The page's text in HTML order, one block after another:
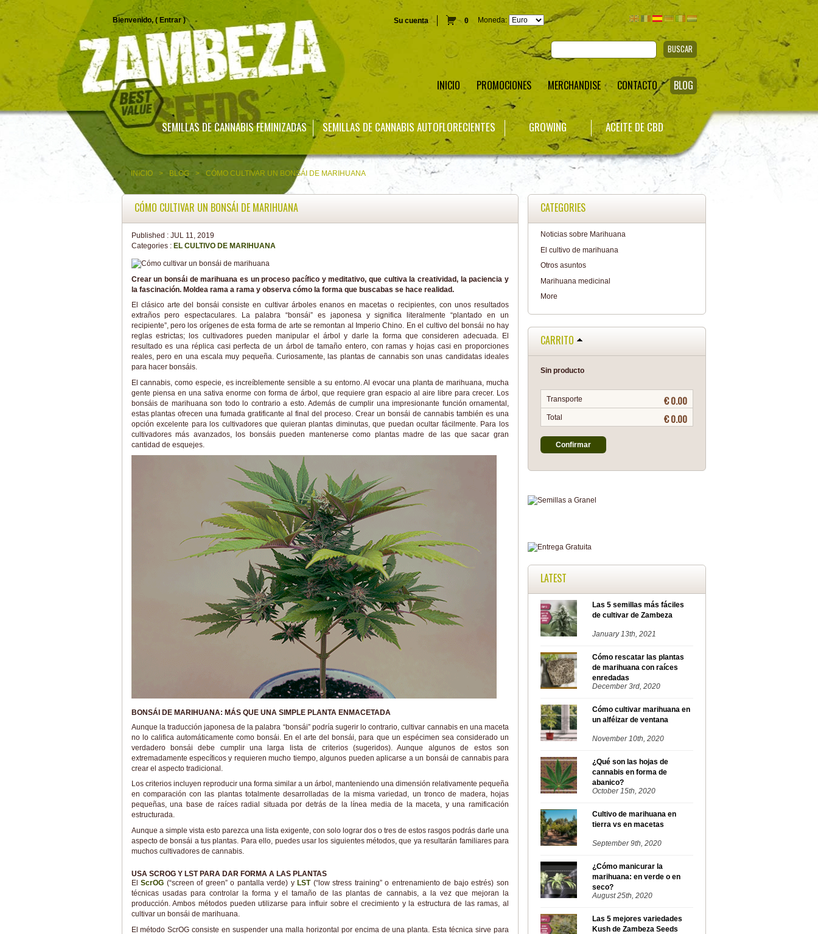
Bienvenido, ( Entrar) Su cuenta 0 Moneda:
BUSCAR
INICIO PROMOCIONES MERCHANDISE CONTACTO BLOG
SEMILLAS DE CANNABIS FEMINIZADAS SEMILLAS DE CANNABIS AUTOFLORECIENTES GROWING ACEITE DE CBD
INICIO > BLOG > CÓMO CULTIVAR UN BONSÁI DE MARIHUANA
CÓMO CULTIVAR UN BONSÁI DE MARIHUANA
Published : JUL 11, 2019
Categories : EL CULTIVO DE MARIHUANA
Crear un bonsái de marihuana es un proceso pacífico y meditativo, que cultiva la creatividad, la paciencia y
la fascinación. Moldea rama a rama y observa cómo la forma que buscabas se hace realidad.
El clásico arte del bonsái consiste en cultivar árboles enanos en macetas o recipientes, con unos resultados
extraños pero espectaculares. La palabra “bonsái” es japonesa y significa literalmente “plantado en un
recipiente”, pero los orígenes de esta forma de arte se remontan al Imperio Chino. En el cultivo del bonsái no hay
reglas estrictas; los cultivadores pueden manipular el árbol y darle la forma que consideren adecuada. El
resultado es una réplica casi perfecta de un árbol de tamaño entero, con ramas y hojas casi en proporciones
reales, pero en una escala muy pequeña. Curiosamente, las plantas de cannabis son unas candidatas ideales
para hacer bonsáis.
El cannabis, como especie, es increíblemente sensible a su entorno. Al evocar una planta de marihuana, mucha
gente piensa en una sativa enorme con forma de árbol, que requiere gran espacio al aire libre para crecer. Los
bonsáis de marihuana son todo lo contrario a esto. Además de cumplir una impresionante función ornamental,
estas plantas ofrecen una fumada gratificante al final del proceso. Crear un bonsái de cannabis también es una
opción excelente para los cultivadores que quieran plantas diminutas, que puedan ocultar fácilmente. Para los
cultivadores más avanzados, los bonsáis pueden mantenerse como plantas madre de las que sacar gran
cantidad de esquejes.
BONSÁI DE MARIHUANA: MÁS QUE UNA SIMPLE PLANTA ENMACETADA
Aunque la traducción japonesa de la palabra “bonsái” podría sugerir lo contrario, cultivar cannabis en una maceta
no lo califica automáticamente como bonsái. En el arte del bonsái, para que un espécimen sea considerado un
verdadero bonsái debe cumplir una larga lista de criterios (sugeridos). Aunque algunos de estos son
extremadamente específicos y requieren mucho tiempo, algunos pueden aplicarse a un bonsái de cannabis para
crear el aspecto tradicional.
Los criterios incluyen reproducir una forma similar a un árbol, manteniendo una dimensión relativamente pequeña
en comparación con las plantas totalmente desarrolladas de la misma variedad, un tronco de madera, hojas
pequeñas, una base de raíces radial situada por detrás de la línea media de la maceta, y una ramificación
estructurada.
Aunque a simple vista esto parezca una lista exigente, con solo lograr dos o tres de estos rasgos podrás darle una
aspecto de bonsái a tus plantas. Para ello, puedes usar los siguientes métodos, que ya resultarán familiares para
muchos cultivadores de cannabis.
USA SCROG Y LST PARA DAR FORMA A LAS PLANTAS
ElScrOG (“screen of green” o pantalla verde) y LST(“low stress training” o entrenamiento de bajo estrés) son
técnicas usadas para controlar la forma y el tamaño de las plantas de cannabis, a la vez que mejoran la
producción. Ambos métodos pueden utilizarse para influir sobre el crecimiento y la estructura de las ramas, al
cultivar un bonsái de marihuana.
El método ScrOG consiste en suspender una malla horizontal por encima de una planta. Esta técnica sirve para
CATEGORIES
Noticias sobre Marihuana
El cultivo de marihuana
Otros asuntos
Marihuana medicinal
More
CARRITO
Sin producto
Transporte € 0.00
Total € 0.00
Confirmar
LATEST
Las 5 semillas más fáciles
de cultivar de Zambeza
January 13th, 2021
Cómo rescatar las plantas
de marihuana con raíces
enredadas
December 3rd, 2020
Cómo cultivar marihuana en
un alféizar de ventana
November 10th, 2020
¿Qué son las hojas de
cannabis en forma de
abanico?
October 15th, 2020
Cultivo de marihuana en
tierra vs en macetas
September 9th, 2020
¿Cómo manicurar la
marihuana: en verde o en
seco?
August 25th, 2020
Las 5 mejores variedades
Kush de Zambeza Seeds